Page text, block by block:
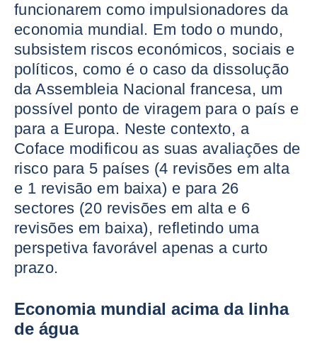
funcionarem como impulsionadores da
economia mundial. Em todo o mundo,
subsistem riscos económicos, sociais e
políticos, como é o caso da dissolução
da Assembleia Nacional francesa, um
possível ponto de viragem para o país e
para a Europa. Neste contexto, a
Coface modificou as suas avaliações de
risco para 5 países (4 revisões em alta
e 1 revisão em baixa) e para 26
sectores (20 revisões em alta e 6
revisões em baixa), refletindo uma
perspetiva favorável apenas a curto
prazo.
Economia mundial acima da linha
de água